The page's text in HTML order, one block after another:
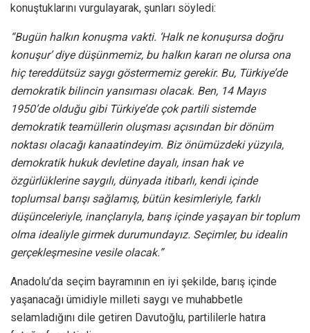
konuştuklarını vurgulayarak, şunları söyledi:
“Bugün halkın konuşma vakti. ‘Halk ne konuşursa doğru
konuşur’ diye düşünmemiz, bu halkın kararı ne olursa ona
hiç tereddütsüz saygı göstermemiz gerekir. Bu, Türkiye’de
demokratik bilincin yansıması olacak. Ben, 14 Mayıs
1950’de olduğu gibi Türkiye’de çok partili sistemde
demokratik teamüllerin oluşması açısından bir dönüm
noktası olacağı kanaatindeyim. Biz önümüzdeki yüzyıla,
demokratik hukuk devletine dayalı, insan hak ve
özgürlüklerine saygılı, dünyada itibarlı, kendi içinde
toplumsal barışı sağlamış, bütün kesimleriyle, farklı
düşünceleriyle, inançlarıyla, barış içinde yaşayan bir toplum
olma idealiyle girmek durumundayız. Seçimler, bu idealin
gerçekleşmesine vesile olacak.”
Anadolu’da seçim bayramının en iyi şekilde, barış içinde
yaşanacağı ümidiyle milleti saygı ve muhabbetle
selamladığını dile getiren Davutoğlu, partililerle hatıra